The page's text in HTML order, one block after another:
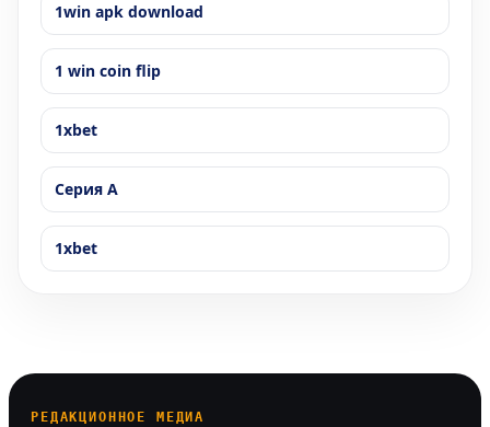
1win apk download
1 win coin flip
1xbet
Серия А
1xbet
РЕДАКЦИОННОЕ МЕДИА